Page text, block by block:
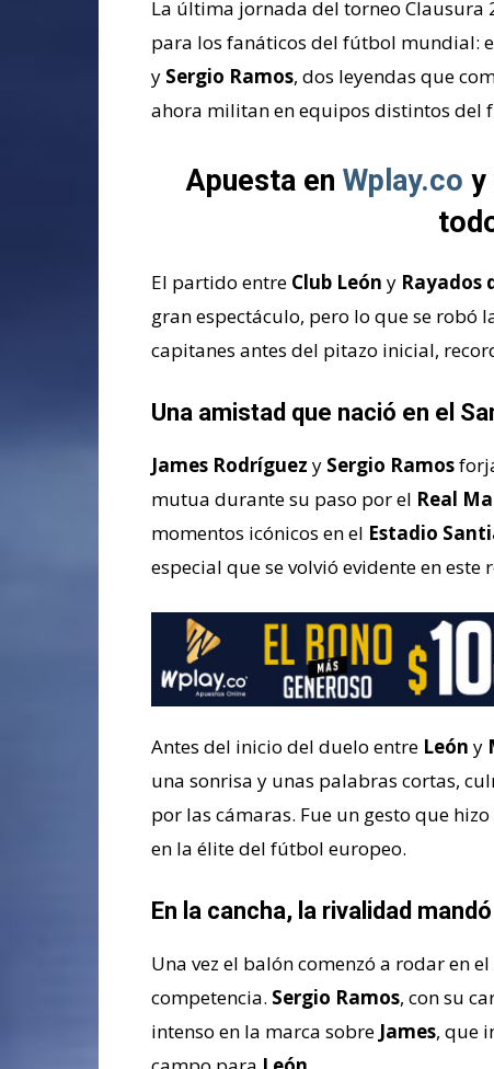
La última jornada del torneo Clausura
para los fanáticos del fútbol mundial:
y Sergio Ramos, dos leyendas que
ahora militan en equipos distintos del
Apuesta en Wplay.co y
El partido entre Club León y Rayados
gran espectáculo, pero lo que se robó
capitanes antes del pitazo inicial,
Una amistad que nació en el
James Rodríguez y Sergio Ramos
mutua durante su paso por el Real
momentos icónicos en el Estadio
especial que se volvió evidente en este
Antes del inicio del duelo entre León y
una sonrisa y unas palabras cortas,
por las cámaras. Fue un gesto que
en la élite del fútbol europeo.
En la cancha, la rivalidad mandó
Una vez el balón comenzó a rodar en el
competencia. Sergio Ramos, con su
intenso en la marca sobre James, que